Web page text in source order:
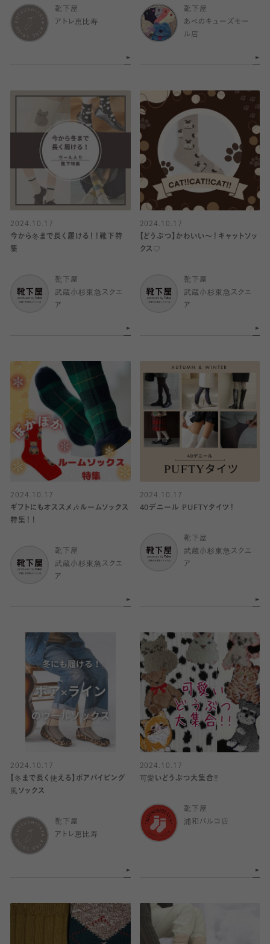
靴下屋
アトレ恵比寿
靴下屋
あべのキューズモー
ル店
2024.10.17
今から冬まで長く履ける！！靴下特
集
靴下屋
武蔵小杉東急スクエ
ア
2024.10.17
【どうぶつ】かわいい〜！キャットソッ
クス♡
靴下屋
武蔵小杉東急スクエ
ア
2024.10.17
ギフトにもオススメ🎶ルームソックス
特集！！
靴下屋
武蔵小杉東急スクエ
ア
2024.10.17
40デニール PUFTYタイツ！
靴下屋
武蔵小杉東急スクエ
ア
2024.10.17
【冬まで長く使える】ボアパイピング
風ソックス
靴下屋
アトレ恵比寿
2024.10.17
可愛いどうぶつ大集合‼︎
靴下屋
浦和パルコ店